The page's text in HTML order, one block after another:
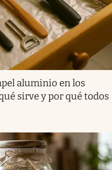
aluminio en los
sirve y por qué todos